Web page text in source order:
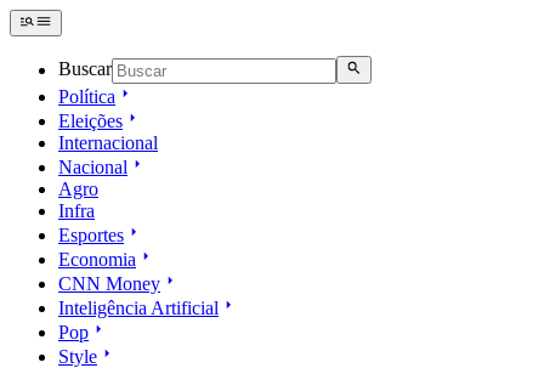
Buscar
Política
Eleições
Internacional
Nacional
Agro
Infra
Esportes
Economia
CNN Money
Inteligência Artificial
Pop
Style